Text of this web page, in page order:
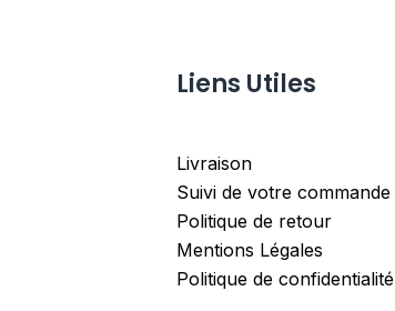
Liens Utiles
Livraison
Suivi de votre commande
Politique de retour
Mentions Légales
Politique de confidentialité